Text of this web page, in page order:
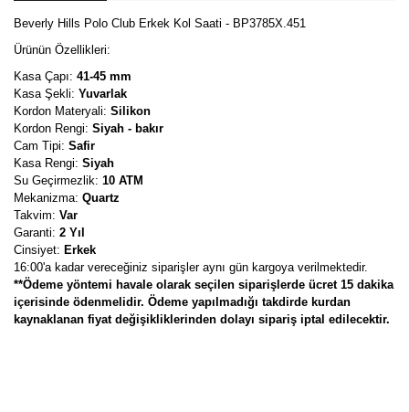
Beverly Hills Polo Club Erkek Kol Saati - BP3785X.451
Ürünün Özellikleri:
Kasa Çapı: 41-45 mm
Kasa Şekli: Yuvarlak
Kordon Materyali: Silikon
Kordon Rengi: Siyah - bakır
Cam Tipi: Safir
Kasa Rengi: Siyah
Su Geçirmezlik: 10 ATM
Mekanizma: Quartz
Takvim: Var
Garanti: 2 Yıl
Cinsiyet: Erkek
16:00'a kadar vereceğiniz siparişler aynı gün kargoya verilmektedir.
**Ödeme yöntemi havale olarak seçilen siparişlerde ücret 15 dakika
içerisinde ödenmelidir. Ödeme yapılmadığı takdirde kurdan
kaynaklanan fiyat değişikliklerinden dolayı sipariş iptal edilecektir.